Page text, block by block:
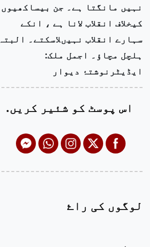
نہیں مانگتا ہے۔ جن بیساکھیوں
کیخلاف انقلاب لانا ہے ، انکے
سہارے انقلاب نہیںلاسکتے۔ البتہ
ہلچل مچاؤ۔ اجمل ملک:
ایڈیٹرنوشتۂ دیوار
اس پوسٹ کو شئیر کریں.
لوگوں کی راۓ